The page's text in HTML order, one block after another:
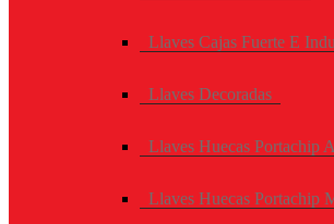
Llaves Cajas Fuerte E
Llaves Decoradas
Llaves Huecas Portachip
Llaves Huecas Portachip